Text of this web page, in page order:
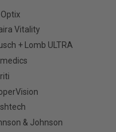
Vitality
+ Lomb ULTRA
& Johnson